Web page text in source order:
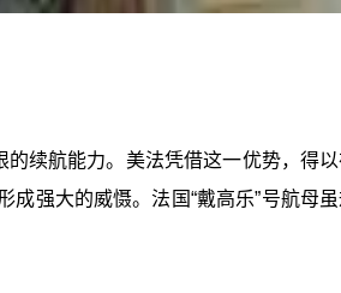
续航能力。美法凭借这一优势，得
强大的威慑。法国“戴高乐”号航母